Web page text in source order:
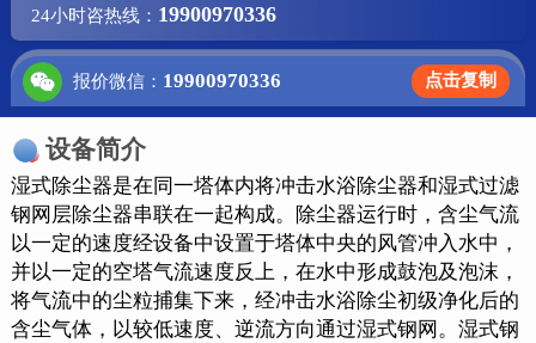
24小时咨热线： 19900970336
报价微信： 19900970336 点击复制
设备简介
湿式除尘器是在同一塔体内将冲击水浴除尘器和湿式过滤
钢网层除尘器串联在一起构成。除尘器运行时，含尘气流
以一定的速度经设备中设置于塔体中央的风管冲入水中，
并以一定的空塔气流速度反上，在水中形成鼓泡及泡沫，
将气流中的尘粒捕集下来，经冲击水浴除尘初级净化后的
含尘气体，以较低速度、逆流方向通过湿式钢网。湿式钢